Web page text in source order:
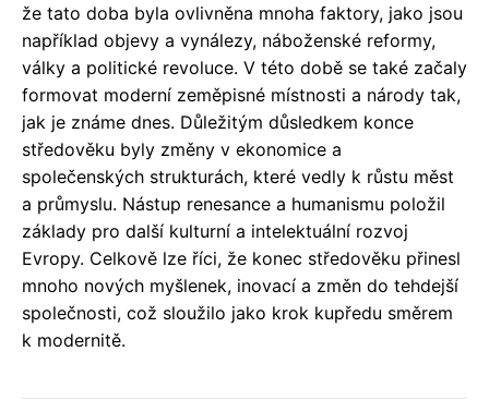
že tato doba byla ovlivněna mnoha faktory, jako jsou
například objevy a vynálezy, náboženské reformy,
války a politické revoluce. V této době se také začaly
formovat moderní zeměpisné místnosti a národy tak,
jak je známe dnes. Důležitým důsledkem konce
středověku byly změny v ekonomice a
společenských strukturách, které vedly k růstu měst
a průmyslu. Nástup renesance a humanismu položil
základy pro další kulturní a intelektuální rozvoj
Evropy. Celkově lze říci, že konec středověku přinesl
mnoho nových myšlenek, inovací a změn do tehdejší
společnosti, což sloužilo jako krok kupředu směrem
k modernitě.